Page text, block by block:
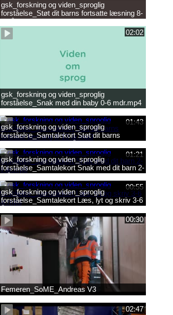
gsk_forskning og viden_sproglig
forståelse_Støt dit barns fortsatte læsning 8-
10 år.mp4
02:02
gsk_forskning og viden_sproglig
forståelse_Snak med din baby 0-6 mdr.mp4
01:43
gsk_forskning og viden_sproglig
forståelse_Samtalekort Støt dit barns
fortsatte læsning 8-10 år.mp3
01:21
gsk_forskning og viden_sproglig
forståelse_Samtalekort Snak med dit barn 2-
6 år.mp3
00:55
gsk_forskning og viden_sproglig
forståelse_Samtalekort Læs, lyt og skriv 3-6
år.mp3
00:30
Femeren_SoME_Andreas V3
02:47